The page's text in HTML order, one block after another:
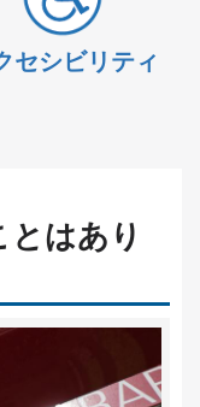
セシビリティ
はあり